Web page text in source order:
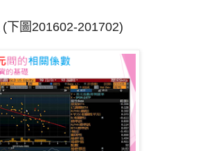
(下圖201602-201702)